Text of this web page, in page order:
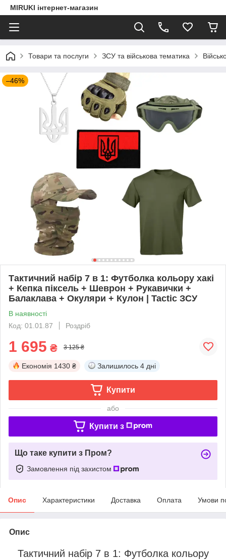
MIRUKI інтернет-магазин
Товари та послуги ЗСУ та військова тематика
–46%
Тактичний набір 7 в 1: Футболка кольору хакі
+ Кепка піксель + Шеврон + Рукавички +
Балаклава + Окуляри + Кулон | Tactic ЗСУ
В наявності
Код: 01.01.87
Роздріб
1 695 ₴ 3 125 ₴
Економія 1430 ₴ Залишилось 4 дні
Купити
або
Купити з
Що таке купити з Пром?
Замовлення під захистом
Опис Характеристики Доставка Оплата Умови
Опис
Тактичний набір 7 в 1: Футболка кольору